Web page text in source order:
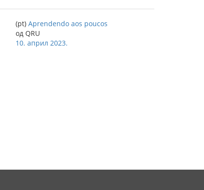
(pt) Aprendendo aos poucos
од QRU
10. април 2023.